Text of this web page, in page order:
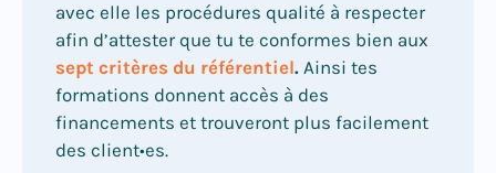
avec elle les procédures qualité à respecter
afin d’attester que tu te conformes bien aux
sept critères du référentiel. Ainsi tes
formations donnent accès à des
financements et trouveront plus facilement
des client•es.